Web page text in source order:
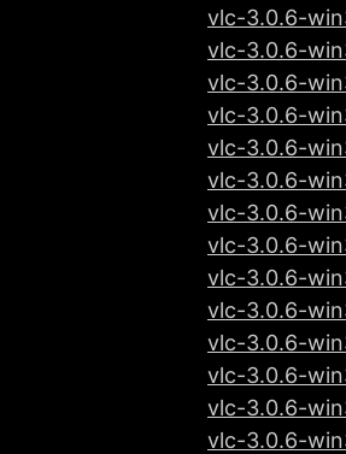
vlc-3.0.6-
vlc-3.0.6-
vlc-3.0.6-
vlc-3.0.6-
vlc-3.0.6-
vlc-3.0.6-
vlc-3.0.6-
vlc-3.0.6-
vlc-3.0.6-
vlc-3.0.6-
vlc-3.0.6-
vlc-3.0.6-
vlc-3.0.6-
vlc-3.0.6-